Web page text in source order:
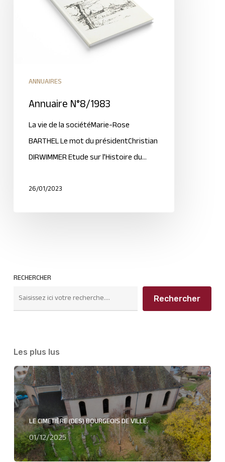
ANNUAIRES
Annuaire N°8/1983
La vie de la sociétéMarie-Rose
BARTHEL Le mot du présidentChristian
DIRWIMMER Etude sur l’Histoire du…
26/01/2023
RECHERCHER
Rechercher
Les plus lus
LE CIMETIÈRE (DES) BOURGEOIS DE VILLÉ.
01/12/2025